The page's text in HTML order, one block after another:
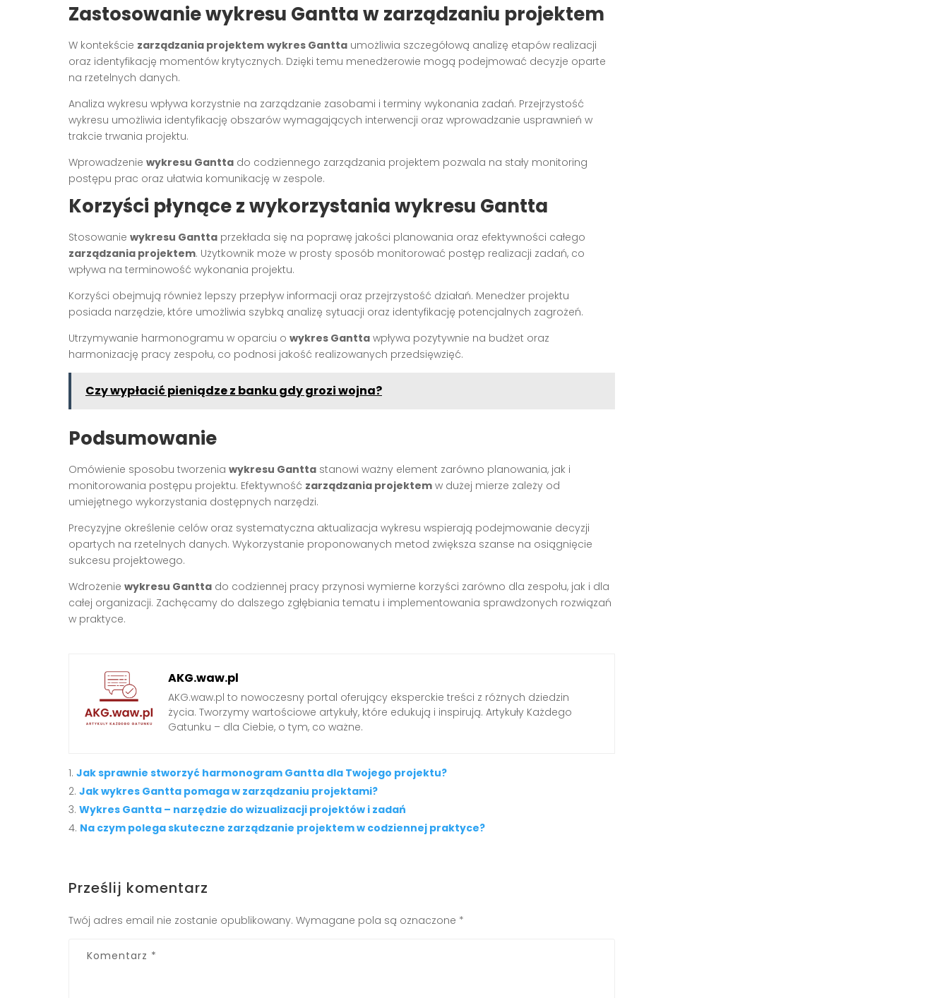
Zastosowanie wykresu Gantta w zarządzaniu projektem
W kontekście zarządzania projektem wykres Gantta umożliwia szczegółową analizę etapów realizacji
oraz identyfikację momentów krytycznych. Dzięki temu menedżerowie mogą podejmować decyzje oparte
na rzetelnych danych.
Analiza wykresu wpływa korzystnie na zarządzanie zasobami i terminy wykonania zadań. Przejrzystość
wykresu umożliwia identyfikację obszarów wymagających interwencji oraz wprowadzanie usprawnień w
trakcie trwania projektu.
Wprowadzenie wykresu Gantta do codziennego zarządzania projektem pozwala na stały monitoring
postępu prac oraz ułatwia komunikację w zespole.
Korzyści płynące z wykorzystania wykresu Gantta
Stosowanie wykresu Gantta przekłada się na poprawę jakości planowania oraz efektywności całego
zarządzania projektem. Użytkownik może w prosty sposób monitorować postęp realizacji zadań, co
wpływa na terminowość wykonania projektu.
Korzyści obejmują również lepszy przepływ informacji oraz przejrzystość działań. Menedżer projektu
posiada narzędzie, które umożliwia szybką analizę sytuacji oraz identyfikację potencjalnych zagrożeń.
Utrzymywanie harmonogramu w oparciu o wykres Gantta wpływa pozytywnie na budżet oraz
harmonizację pracy zespołu, co podnosi jakość realizowanych przedsięwzięć.
Czy wypłacić pieniądze z banku gdy grozi wojna?
Podsumowanie
Omówienie sposobu tworzenia wykresu Gantta stanowi ważny element zarówno planowania, jak i
monitorowania postępu projektu. Efektywność zarządzania projektem w dużej mierze zależy od
umiejętnego wykorzystania dostępnych narzędzi.
Precyzyjne określenie celów oraz systematyczna aktualizacja wykresu wspierają podejmowanie decyzji
opartych na rzetelnych danych. Wykorzystanie proponowanych metod zwiększa szanse na osiągnięcie
sukcesu projektowego.
Wdrożenie wykresu Gantta do codziennej pracy przynosi wymierne korzyści zarówno dla zespołu, jak i dla
całej organizacji. Zachęcamy do dalszego zgłębiania tematu i implementowania sprawdzonych rozwiązań
w praktyce.
AKG.waw.pl
AKG.waw.pl to nowoczesny portal oferujący eksperckie treści z różnych dziedzin
życia. Tworzymy wartościowe artykuły, które edukują i inspirują. Artykuły Każdego
Gatunku – dla Ciebie, o tym, co ważne.
Jak sprawnie stworzyć harmonogram Gantta dla Twojego projektu?
Jak wykres Gantta pomaga w zarządzaniu projektami?
Wykres Gantta – narzędzie do wizualizacji projektów i zadań
Na czym polega skuteczne zarządzanie projektem w codziennej praktyce?
Prześlij komentarz
Twój adres email nie zostanie opublikowany. Wymagane pola są oznaczone *